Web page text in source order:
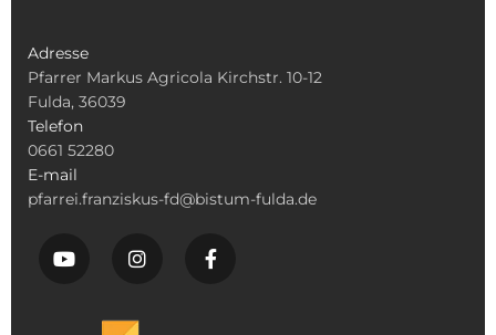
Adresse
Pfarrer Markus Agricola Kirchstr. 10-12
Fulda, 36039
Telefon
0661 52280
E-mail
pfarrei.franziskus-fd@bistum-fulda.de